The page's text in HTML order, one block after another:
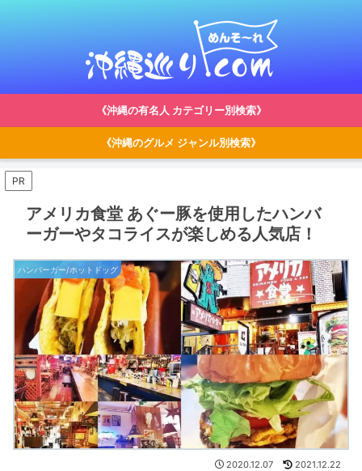
《沖縄の有名人 カテゴリー別検索》
《沖縄のグルメ ジャンル別検索》
PR
アメリカ食堂 あぐー豚を使用したハンバ
ーガーやタコライスが楽しめる人気店！
ハンバーガー/ホットドッグ
2020.12.07 2021.12.22